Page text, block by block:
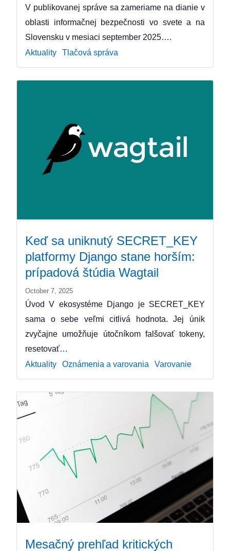
V publikovanej správe sa zameriame na dianie v
oblasti informačnej bezpečnosti vo svete a na
Slovensku v mesiaci september 2025….
Aktuality
Tlačová správa
Keď sa uniknutý SECRET_KEY
platformy Django stane horším:
prípadová štúdia Wagtail
October 7, 2025
Úvod V ekosystéme Django je SECRET_KEY
sama o sebe veľmi citlivá hodnota. Jej únik
zvyčajne umožňuje útočníkom falšovať tokeny,
resetovať…
Aktuality
Oznámenia a varovania Varovanie
Mesačný prehľad kritických